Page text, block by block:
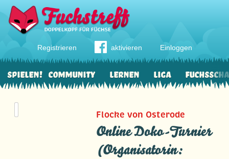
Registrieren aktivieren Einloggen
Community Lernen Liga
Spielen!
Flocke von Osterode
Online Doko-Turnier
(Organisatorin: